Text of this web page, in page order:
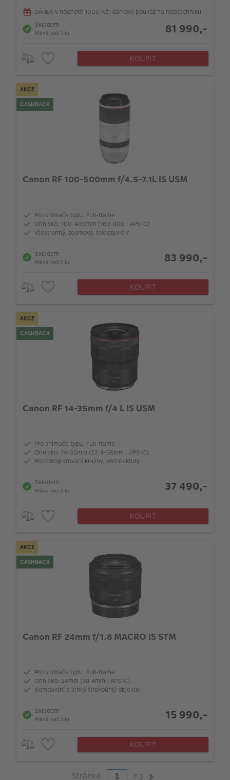
DÁREK v hodnotě 1000 Kč: dárkový poukaz na fototechniku
Skladem
Méně než 3 ks 81 990,-
KOUPIT
AKCE
CASHBACK
Canon RF 100-500mm f/4.5-7.1L IS USM
Pro snímače typu: Full-frame
Ohnisko: 100-400mm (160-800 : APS-C)
Všestranný, zoomový, teleobjektiv
Skladem
Méně než 3 ks 83 990,-
KOUPIT
AKCE
CASHBACK
Canon RF 14-35mm f/4 L IS USM
Pro snímače typu: Full-frame
Ohnisko: 14-35mm (22.4-56mm : APS-C)
Pro fotografování krajiny, architektury
Skladem
Méně než 3 ks 37 490,-
KOUPIT
AKCE
CASHBACK
Canon RF 24mm f/1.8 MACRO IS STM
Pro snímače typu: Full-frame
Ohnisko: 24mm (38.4mm : APS-C)
Kompaktní a lehký širokoúhlý objektiv
Skladem
Méně než 3 ks 15 990,-
KOUPIT
Stránka z 2